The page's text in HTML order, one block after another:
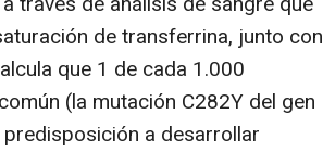
de transferrina, junto con
que 1 de cada 1.000
(la mutación C282Y del gen
a desarrollar